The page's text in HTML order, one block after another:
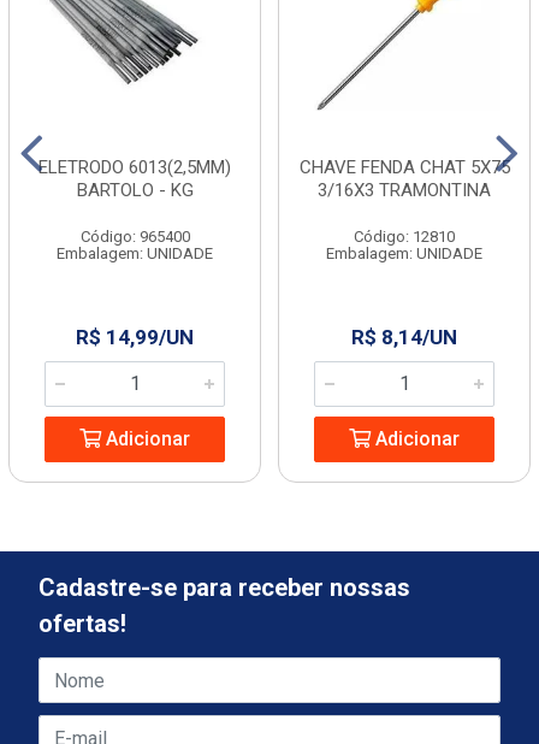
ELETRODO 6013(2,5MM)
BARTOLO - KG
Código: 965400
Embalagem: UNIDADE
R$ 14,99/UN
Adicionar
CHAVE FENDA CHAT 5X75
3/16X3 TRAMONTINA
Código: 12810
Embalagem: UNIDADE
R$ 8,14/UN
Adicionar
Cadastre-se para receber nossas
ofertas!